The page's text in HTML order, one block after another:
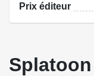
"l'encyclopédie"
Source : Soleil
Prix éditeur